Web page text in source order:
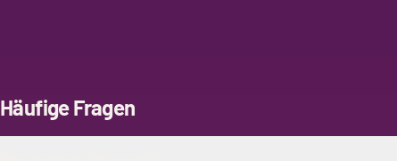
Häufige Fragen